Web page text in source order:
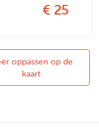
€ 25
oppassen op de
kaart